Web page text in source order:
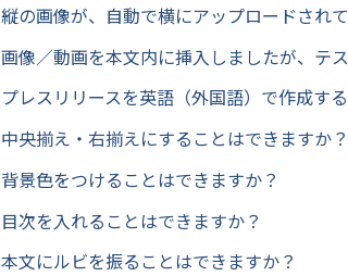
縦の画像が、自動で横にアップロードされて
画像／動画を本文内に挿入しましたが、テ
プレスリリースを英語（外国語）で作成す
中央揃え・右揃えにすることはできますか？
背景色をつけることはできますか？
目次を入れることはできますか？
本文にルビを振ることはできますか？